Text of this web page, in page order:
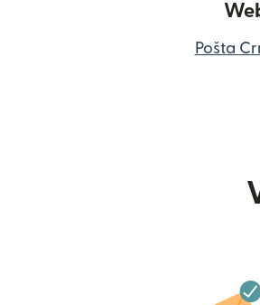
Pošta